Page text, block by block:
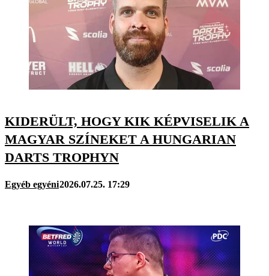
KIDERÜLT, HOGY KIK KÉPVISELIK A
MAGYAR SZÍNEKET A HUNGARIAN
DARTS TROPHYN
Egyéb egyéni2026.07.25. 17:29